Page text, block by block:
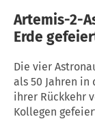
Artemis-2-
Erde
Die vier
als 50 Jahren in
ihrer Rückkehr
Kollegen